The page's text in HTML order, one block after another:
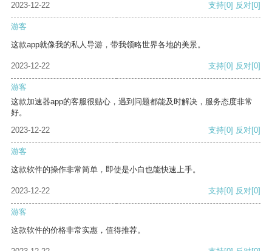
2023-12-22
支持[0] 反对[0]
游客
这款app就像我的私人导游，带我领略世界各地的美景。
2023-12-22 支持[0] 反对[0]
游客
这款加速器app的客服很贴心，遇到问题都能及时解决，服务态度非常
好。
2023-12-22
支持[0] 反对[0]
游客
这款软件的操作非常简单，即使是小白也能快速上手。
2023-12-22 支持[0] 反对[0]
游客
这款软件的价格非常实惠，值得推荐。